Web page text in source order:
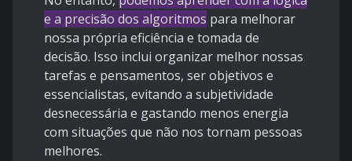
e a precisão dos algoritmos para melhorar
nossa própria eficiência e tomada de
decisão. Isso inclui organizar melhor nossas
tarefas e pensamentos, ser objetivos e
essencialistas, evitando a subjetividade
desnecessária e gastando menos energia
com situações que não nos tornam pessoas
melhores.